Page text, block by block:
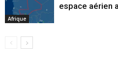
Afrique
espace aérien